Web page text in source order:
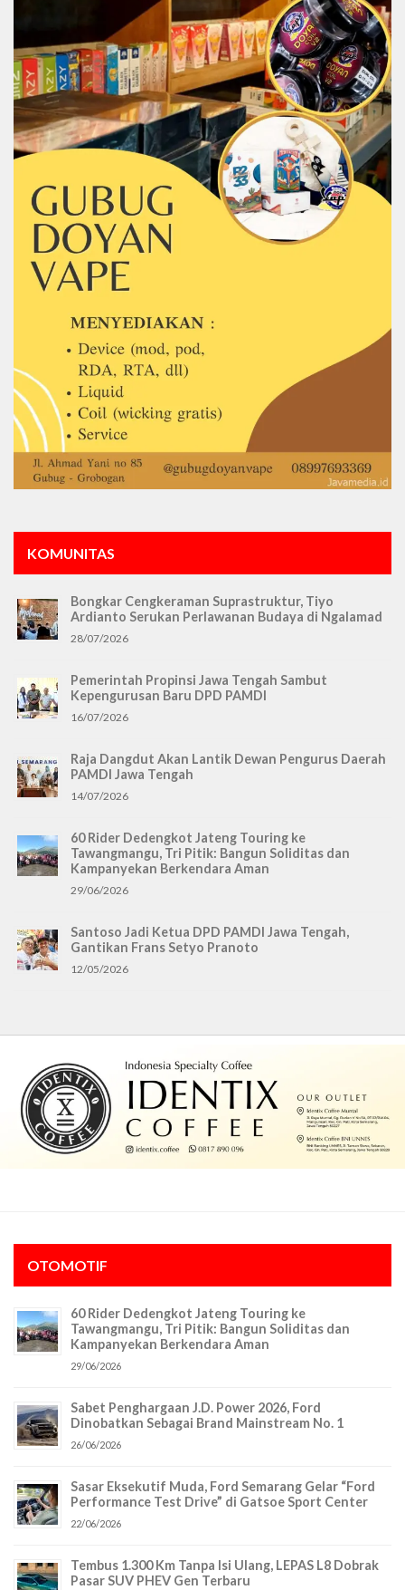
KOMUNITAS
Bongkar Cengkeraman Suprastruktur, Tiyo
Ardianto Serukan Perlawanan Budaya di Ngalamad
28/07/2026
Pemerintah Propinsi Jawa Tengah Sambut
Kepengurusan Baru DPD PAMDI
16/07/2026
Raja Dangdut Akan Lantik Dewan Pengurus Daerah
PAMDI Jawa Tengah
14/07/2026
60 Rider Dedengkot Jateng Touring ke
Tawangmangu, Tri Pitik: Bangun Soliditas dan
Kampanyekan Berkendara Aman
29/06/2026
Santoso Jadi Ketua DPD PAMDI Jawa Tengah,
Gantikan Frans Setyo Pranoto
12/05/2026
OTOMOTIF
60 Rider Dedengkot Jateng Touring ke
Tawangmangu, Tri Pitik: Bangun Soliditas dan
Kampanyekan Berkendara Aman
29/06/2026
Sabet Penghargaan J.D. Power 2026, Ford
Dinobatkan Sebagai Brand Mainstream No. 1
26/06/2026
Sasar Eksekutif Muda, Ford Semarang Gelar “Ford
Performance Test Drive” di Gatsoe Sport Center
22/06/2026
Tembus 1.300 Km Tanpa Isi Ulang, LEPAS L8 Dobrak
Pasar SUV PHEV Gen Terbaru